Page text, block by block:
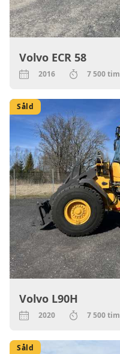
Volvo ECR 58
2016 7 500 tim
Såld
Volvo L90H
2020 7 500 tim
Såld